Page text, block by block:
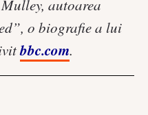
autoarea
o biografie a lui
bbc.com.